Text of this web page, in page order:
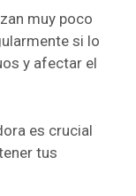
muy poco
si lo
y afectar el
es crucial
tus